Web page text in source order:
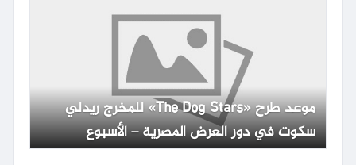
موعد طرح «The Dog Stars» للمخرج ريدلي
سكوت في دور العرض المصرية – الأسبوع